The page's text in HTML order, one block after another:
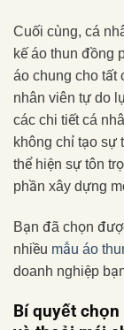
Cuối cùng, cá
kế áo thun đồng
áo chung cho tất
nhân viên tự do
các chi tiết cá
không chỉ tạo sự
thể hiện sự tôn
phần xây dựng
Bạn đã chọn
nhiều mẫu áo
doanh nghiệp
Bí quyết